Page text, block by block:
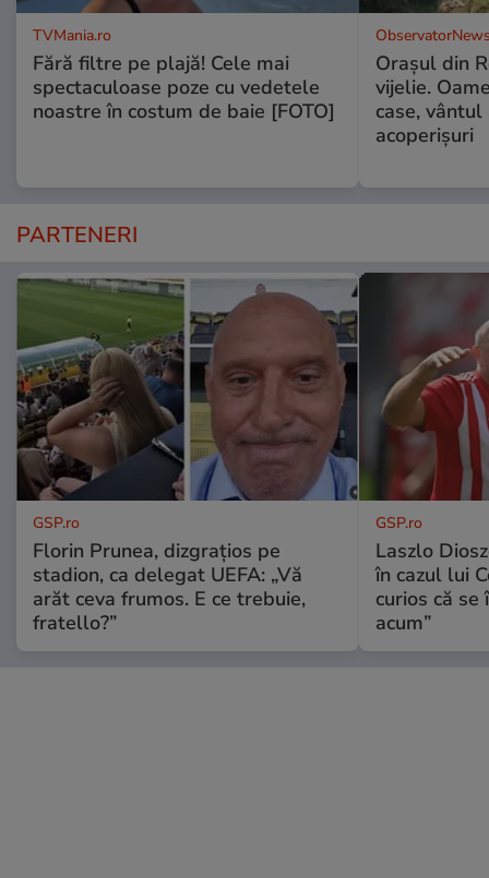
TVMania.ro
Fără filtre pe plajă! Cele mai
spectaculoase poze cu vedetele
noastre în costum de baie [FOTO]
Oraşul din
vijelie.
case,
acoperişuri
PARTENERI
GSP.ro
Florin Prunea, dizgrațios pe
stadion, ca delegat UEFA: „Vă
arăt ceva frumos. E ce trebuie,
fratello?”
GSP.ro
Laszlo
în cazul lui
curios că
acum”